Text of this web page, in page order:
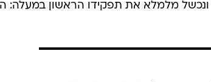
מלמלא את תפקידו הראשון במעלה: